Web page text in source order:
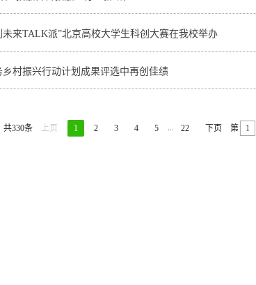
来TALK派”北京高校大学生科创大赛在我校举办
村振兴行动计划成果评选中再创佳绩
共330条 上页 1 2 3 4 5 22 下页 第